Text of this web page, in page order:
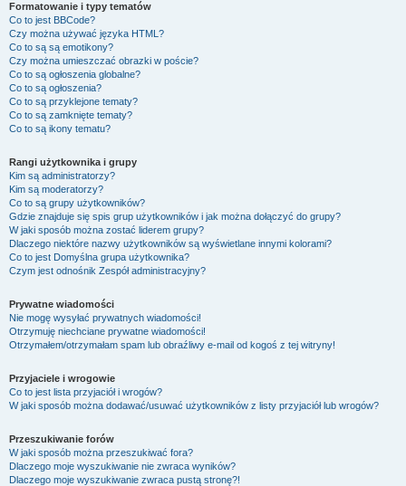
Formatowanie i typy tematów
Co to jest BBCode?
Czy można używać języka HTML?
Co to są są emotikony?
Czy można umieszczać obrazki w poście?
Co to są ogłoszenia globalne?
Co to są ogłoszenia?
Co to są przyklejone tematy?
Co to są zamknięte tematy?
Co to są ikony tematu?
Rangi użytkownika i grupy
Kim są administratorzy?
Kim są moderatorzy?
Co to są grupy użytkowników?
Gdzie znajduje się spis grup użytkowników i jak można dołączyć do grupy?
W jaki sposób można zostać liderem grupy?
Dlaczego niektóre nazwy użytkowników są wyświetlane innymi kolorami?
Co to jest Domyślna grupa użytkownika?
Czym jest odnośnik Zespół administracyjny?
Prywatne wiadomości
Nie mogę wysyłać prywatnych wiadomości!
Otrzymuję niechciane prywatne wiadomości!
Otrzymałem/otrzymałam spam lub obraźliwy e-mail od kogoś z tej witryny!
Przyjaciele i wrogowie
Co to jest lista przyjaciół i wrogów?
W jaki sposób można dodawać/usuwać użytkowników z listy przyjaciół lub wrogów?
Przeszukiwanie forów
W jaki sposób można przeszukiwać fora?
Dlaczego moje wyszukiwanie nie zwraca wyników?
Dlaczego moje wyszukiwanie zwraca pustą stronę?!